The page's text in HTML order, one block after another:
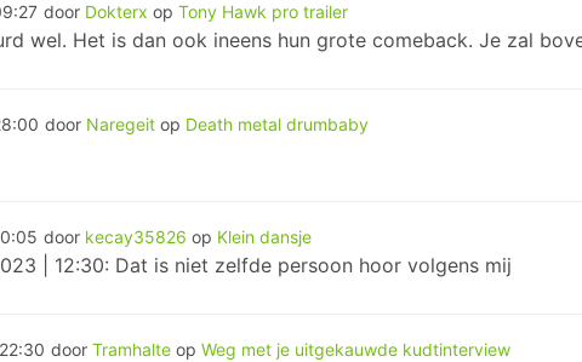
door Dokterx op Tony Hawk pro trailer
wel. Het is dan ook ineens hun grote comeback. Je zal
door Naregeit op Death metal drumbaby
door kecay35826 op Klein dansje
| 12:30: Dat is niet zelfde persoon hoor volgens mij
door Tramhalte op Weg met je uitgekauwde kudtinterview